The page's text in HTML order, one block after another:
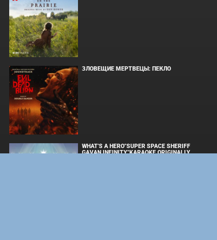
ЗЛОВЕЩИЕ МЕРТВЕЦЫ: ПЕКЛО
WHAT'S A HERO"SUPER SPACE SHERIFF
GAVAN INFINITY"KARAOKE ORIGINALLY